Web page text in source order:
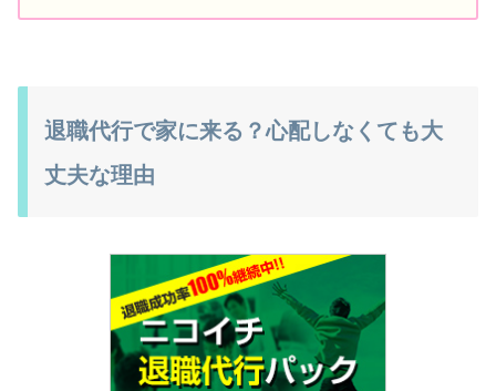
退職代行で家に来る？心配しなくても大
丈夫な理由